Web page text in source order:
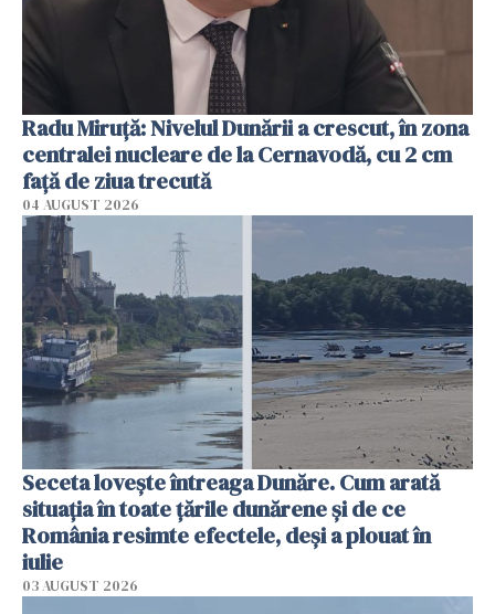
Radu Miruţă: Nivelul Dunării a crescut, în zona
centralei nucleare de la Cernavodă, cu 2 cm
faţă de ziua trecută
04 AUGUST 2026
Seceta lovește întreaga Dunăre. Cum arată
situația în toate țările dunărene și de ce
România resimte efectele, deși a plouat în
iulie
03 AUGUST 2026